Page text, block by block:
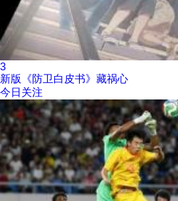
3
新版《防卫白皮书》藏祸心
今日关注